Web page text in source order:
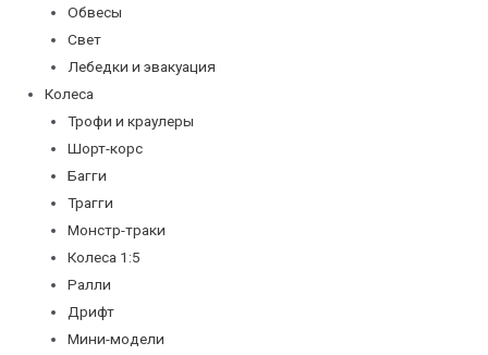
Обвесы
Свет
Лебедки и эвакуация
Колеса
Трофи и краулеры
Шорт-корс
Багги
Трагги
Монстр-траки
Колеса 1:5
Ралли
Дрифт
Мини-модели